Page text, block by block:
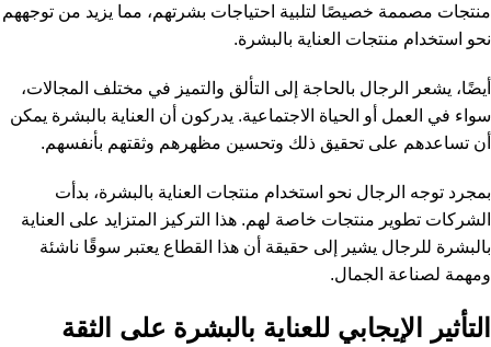
منتجات مصممة خصيصًا لتلبية احتياجات بشرتهم، مما يزيد من توجههم
نحو استخدام منتجات العناية بالبشرة.
أيضًا، يشعر الرجال بالحاجة إلى التألق والتميز في مختلف المجالات،
سواء في العمل أو الحياة الاجتماعية. يدركون أن العناية بالبشرة يمكن
أن تساعدهم على تحقيق ذلك وتحسين مظهرهم وثقتهم بأنفسهم.
بمجرد توجه الرجال نحو استخدام منتجات العناية بالبشرة، بدأت
الشركات تطوير منتجات خاصة لهم. هذا التركيز المتزايد على العناية
بالبشرة للرجال يشير إلى حقيقة أن هذا القطاع يعتبر سوقًا ناشئة
ومهمة لصناعة الجمال.
التأثير الإيجابي للعناية بالبشرة على الثقة